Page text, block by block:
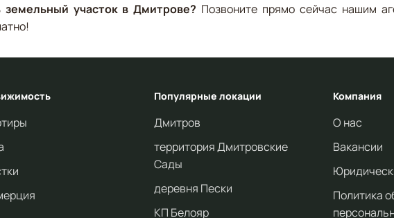
участок в Дмитрове? Позвоните прямо сейчас нашим
Популярные локации
Дмитров
территория Дмитровские
Сады
деревня Пески
КП Белояр
Компания
О нас
Вакансии
Политика